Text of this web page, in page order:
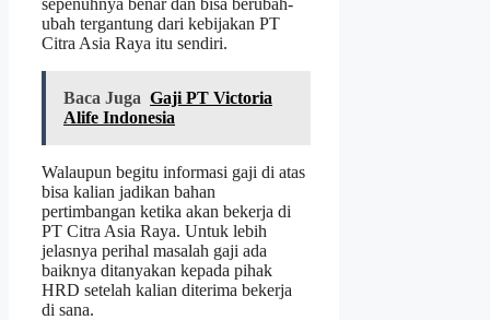
sepenuhnya benar dan bisa berubah-
ubah tergantung dari kebijakan PT
Citra Asia Raya itu sendiri.
Baca Juga Gaji PT Victoria
Alife Indonesia
Walaupun begitu informasi gaji di atas
bisa kalian jadikan bahan
pertimbangan ketika akan bekerja di
PT Citra Asia Raya. Untuk lebih
jelasnya perihal masalah gaji ada
baiknya ditanyakan kepada pihak
HRD setelah kalian diterima bekerja
di sana.